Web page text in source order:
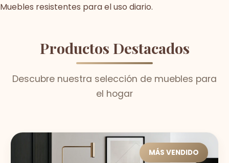
Muebles resistentes para el uso diario.
Productos Destacados
Descubre nuestra selección de muebles para
el hogar
MÁS VENDIDO